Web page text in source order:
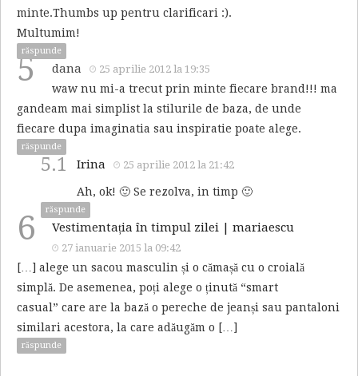
minte.Thumbs up pentru clarificari :).
Multumim!
răspunde
5 dana 25 aprilie 2012 la 19:35
waw nu mi-a trecut prin minte fiecare brand!!! ma
gandeam mai simplist la stilurile de baza, de unde
fiecare dupa imaginatia sau inspiratie poate alege.
răspunde
5.1 Irina 25 aprilie 2012 la 21:42
Ah, ok! 🙂 Se rezolva, in timp 🙂
răspunde
6 Vestimentația în timpul zilei | mariaescu
27 ianuarie 2015 la 09:42
[…] alege un sacou masculin și o cămașă cu o croială
simplă. De asemenea, poți alege o ținută “smart
casual” care are la bază o pereche de jeanși sau pantaloni
similari acestora, la care adăugăm o […]
răspunde